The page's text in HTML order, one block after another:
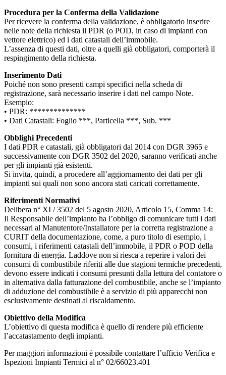
Procedura per la Conferma della Validazione
Per ricevere la conferma della validazione, è obbligatorio inserire
nelle note della richiesta il PDR (o POD, in caso di impianti con
vettore elettrico) ed i dati catastali dell’immobile.
L’assenza di questi dati, oltre a quelli già obbligatori, comporterà il
respingimento della richiesta.
Inserimento Dati
Poiché non sono presenti campi specifici nella scheda di
registrazione, sarà necessario inserire i dati nel campo Note.
Esempio:
• PDR: **************
• Dati Catastali: Foglio ***, Particella ***, Sub. ***
Obblighi Precedenti
I dati PDR e catastali, già obbligatori dal 2014 con DGR 3965 e
successivamente con DGR 3502 del 2020, saranno verificati anche
per gli impianti già esistenti.
Si invita, quindi, a procedere all’aggiornamento dei dati per gli
impianti sui quali non sono ancora stati caricati correttamente.
Riferimenti Normativi
Delibera n° XI / 3502 del 5 agosto 2020, Articolo 15, Comma 14:
Il Responsabile dell’impianto ha l’obbligo di comunicare tutti i dati
necessari al Manutentore/Installatore per la corretta registrazione a
CURIT della documentazione, come, a puro titolo di esempio, i
consumi, i riferimenti catastali dell’immobile, il PDR o POD della
fornitura di energia. Laddove non si riesca a reperire i valori dei
consumi di combustibile riferiti alle due stagioni termiche precedenti,
devono essere indicati i consumi presunti dalla lettura del contatore o
in alternativa dalla fatturazione del combustibile, anche se l’impianto
di adduzione del combustibile è a servizio di più apparecchi non
esclusivamente destinati al riscaldamento.
Obiettivo della Modifica
L’obiettivo di questa modifica è quello di rendere più efficiente
l’accatastamento degli impianti.
Per maggiori informazioni è possibile contattare l’ufficio Verifica e
Ispezioni Impianti Termici al n° 02/66023.401